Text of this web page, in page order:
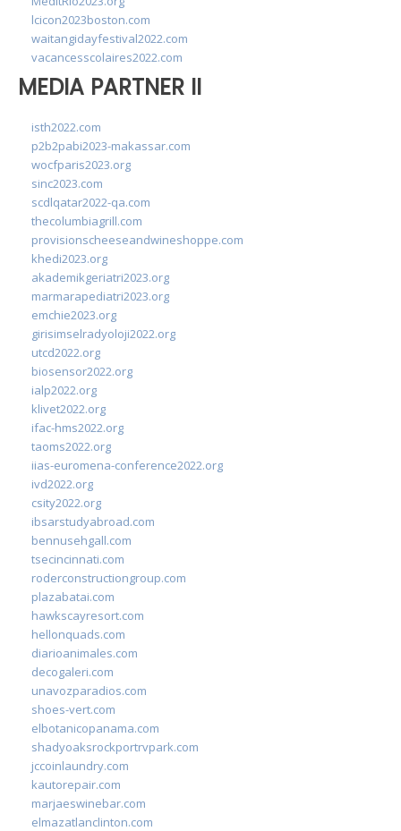
lcicon2023boston.com
waitangidayfestival2022.com
vacancesscolaires2022.com
MEDIA PARTNER II
isth2022.com
p2b2pabi2023-makassar.com
wocfparis2023.org
sinc2023.com
scdlqatar2022-qa.com
thecolumbiagrill.com
provisionscheeseandwineshoppe.com
khedi2023.org
akademikgeriatri2023.org
marmarapediatri2023.org
emchie2023.org
girisimselradyoloji2022.org
utcd2022.org
biosensor2022.org
ialp2022.org
klivet2022.org
ifac-hms2022.org
taoms2022.org
iias-euromena-conference2022.org
ivd2022.org
csity2022.org
ibsarstudyabroad.com
bennusehgall.com
tsecincinnati.com
roderconstructiongroup.com
plazabatai.com
hawkscayresort.com
hellonquads.com
diarioanimales.com
decogaleri.com
unavozparadios.com
shoes-vert.com
elbotanicopanama.com
shadyoaksrockportrvpark.com
jccoinlaundry.com
kautorepair.com
marjaeswinebar.com
elmazatlanclinton.com